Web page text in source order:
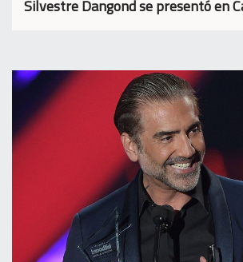
Silvestre Dangond se presentó en